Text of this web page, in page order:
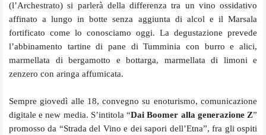
(l’Archestrato) si parlerà della differenza tra un vino ossidativo
affinato a lungo in botte senza aggiunta di alcol e il Marsala
fortificato come lo conosciamo oggi. La degustazione prevede
l’abbinamento tartine di pane di Tumminia con burro e alici,
marmellata di bergamotto e bottarga, marmellata di limoni e
zenzero con aringa affumicata.
Sempre giovedì alle 18, convegno su enoturismo, comunicazione
digitale e new media. S’intitola “Dai Boomer alla generazione Z”
promosso da “Strada del Vino e dei sapori dell’Etna”, fra gli ospiti